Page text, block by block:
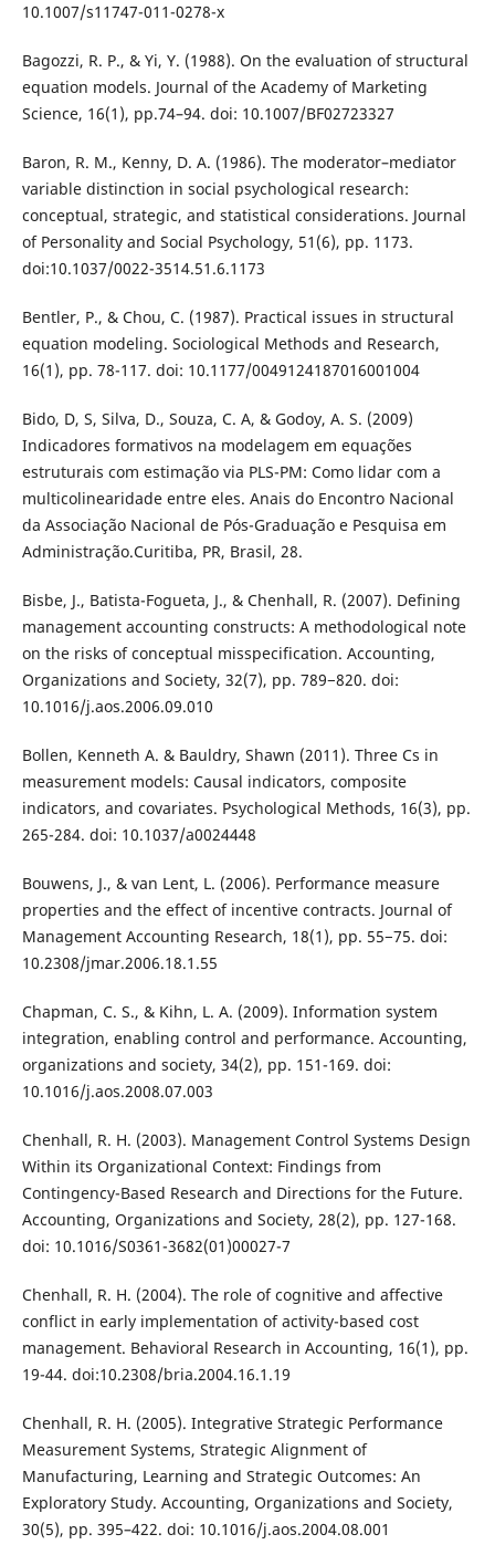
10.1007/s11747-011-0278-x
Bagozzi, R. P., & Yi, Y. (1988). On the evaluation of structural
equation models. Journal of the Academy of Marketing
Science, 16(1), pp.74–94. doi: 10.1007/BF02723327
Baron, R. M., Kenny, D. A. (1986). The moderator–mediator
variable distinction in social psychological research:
conceptual, strategic, and statistical considerations. Journal
of Personality and Social Psychology, 51(6), pp. 1173.
doi:10.1037/0022-3514.51.6.1173
Bentler, P., & Chou, C. (1987). Practical issues in structural
equation modeling. Sociological Methods and Research,
16(1), pp. 78-117. doi: 10.1177/0049124187016001004
Bido, D, S, Silva, D., Souza, C. A, & Godoy, A. S. (2009)
Indicadores formativos na modelagem em equações
estruturais com estimação via PLS-PM: Como lidar com a
multicolinearidade entre eles. Anais do Encontro Nacional
da Associação Nacional de Pós-Graduação e Pesquisa em
Administração.Curitiba, PR, Brasil, 28.
Bisbe, J., Batista-Fogueta, J., & Chenhall, R. (2007). Defining
management accounting constructs: A methodological note
on the risks of conceptual misspecification. Accounting,
Organizations and Society, 32(7), pp. 789−820. doi:
10.1016/j.aos.2006.09.010
Bollen, Kenneth A. & Bauldry, Shawn (2011). Three Cs in
measurement models: Causal indicators, composite
indicators, and covariates. Psychological Methods, 16(3), pp.
265-284. doi: 10.1037/a0024448
Bouwens, J., & van Lent, L. (2006). Performance measure
properties and the effect of incentive contracts. Journal of
Management Accounting Research, 18(1), pp. 55−75. doi:
10.2308/jmar.2006.18.1.55
Chapman, C. S., & Kihn, L. A. (2009). Information system
integration, enabling control and performance. Accounting,
organizations and society, 34(2), pp. 151-169. doi:
10.1016/j.aos.2008.07.003
Chenhall, R. H. (2003). Management Control Systems Design
Within its Organizational Context: Findings from
Contingency-Based Research and Directions for the Future.
Accounting, Organizations and Society, 28(2), pp. 127-168.
doi: 10.1016/S0361-3682(01)00027-7
Chenhall, R. H. (2004). The role of cognitive and affective
conflict in early implementation of activity-based cost
management. Behavioral Research in Accounting, 16(1), pp.
19-44. doi:10.2308/bria.2004.16.1.19
Chenhall, R. H. (2005). Integrative Strategic Performance
Measurement Systems, Strategic Alignment of
Manufacturing, Learning and Strategic Outcomes: An
Exploratory Study. Accounting, Organizations and Society,
30(5), pp. 395–422. doi: 10.1016/j.aos.2004.08.001